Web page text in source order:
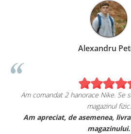
Alexandru
Am comandat 2 hanorace Nike. Se
magazinul fizic.
Am apreciat, de asemenea,
magazinului.